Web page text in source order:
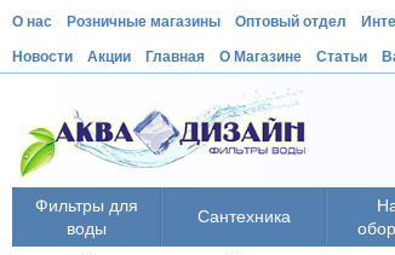
О нас Розничные магазины Оптовый отдел
Новости Акции Главная О Магазине Статьи
Фильтры для
воды
Сантехника